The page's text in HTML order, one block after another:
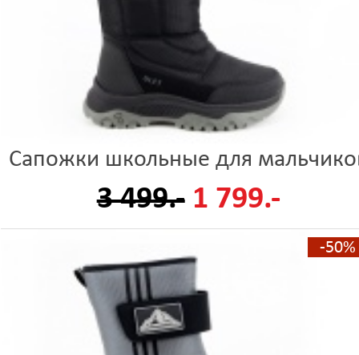
Сапожки школьные для
3 499.- 1 799.-
-50%